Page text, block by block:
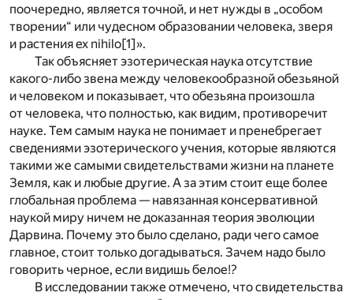
поочередно, является точной, и нет нужды в „особом
творении“ или чудесном образовании человека, зверя
и растения ex nihilo[1]».
Так объясняет эзотерическая наука отсутствие
какого-либо звена между человекообразной обезьяной
и человеком и показывает, что обезьяна произошла
от человека, что полностью, как видим, противоречит
науке. Тем самым наука не понимает и пренебрегает
сведениями эзотерического учения, которые являются
такими же самыми свидетельствами жизни на планете
Земля, как и любые другие. А за этим стоит еще более
глобальная проблема — навязанная консервативной
наукой миру ничем не доказанная теория эволюции
Дарвина. Почему это было сделано, ради чего самое
главное, стоит только догадываться. Зачем надо было
говорить черное, если видишь белое!?
В исследовании также отмечено, что свидетельства